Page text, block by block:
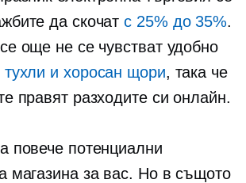
да скочатс 25% до 35%.
още не се чувстват удобно
тухли и хоросан щори, така че
правят разходите си онлайн.
повече потенциални
магазина за вас. Но в същото